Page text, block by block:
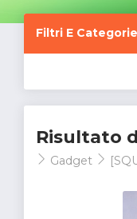
Filtri E Categorie
Risultato
Gadget